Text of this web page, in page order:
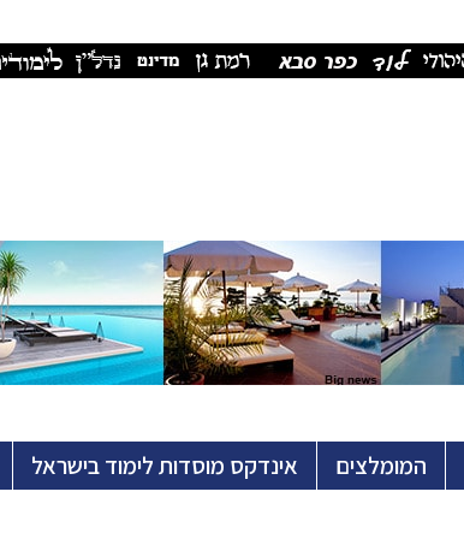
המומלצים אינדקס מוסדות לימוד בישראל